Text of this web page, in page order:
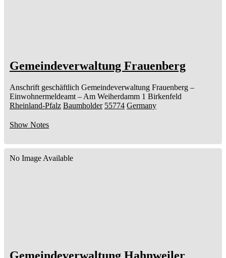
Gemeindeverwaltung Frauenberg
Anschrift geschäftlich Gemeindeverwaltung Frauenberg –
Einwohnermeldeamt – Am Weiherdamm 1 Birkenfeld
Rheinland-Pfalz Baumholder 55774 Germany
Show Notes
No Image Available